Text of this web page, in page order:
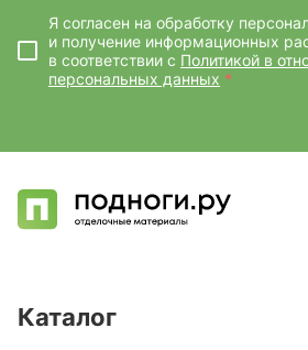
Я согласен на обработку
и получение информационных
в соответствии с Политикой в
персональных данных *
Каталог